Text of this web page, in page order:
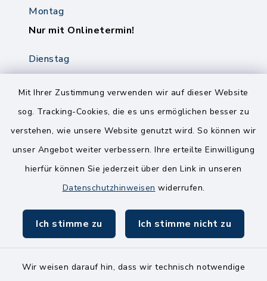
Mit Ihrer Zustimmung verwenden wir auf dieser Website
sog. Tracking-Cookies, die es uns ermöglichen besser zu
verstehen, wie unsere Website genutzt wird. So können wir
unser Angebot weiter verbessern. Ihre erteilte Einwilligung
hierfür können Sie jederzeit über den Link in unseren
Datenschutzhinweisen widerrufen.
Ich stimme zu Ich stimme nicht zu
Wir weisen darauf hin, dass wir technisch notwendige
Montag
Nur mit Onlinetermin!
Dienstag
8.00-12.00 Uhr
14.00-18.00 Uhr
Freitag
8.00-11.00 Uhr